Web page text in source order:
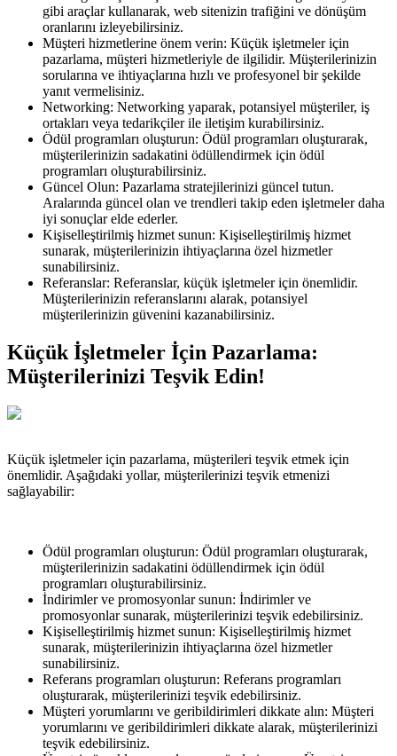
gibi araçlar kullanarak, web sitenizin trafiğini ve dönüşüm
oranlarını izleyebilirsiniz.
Müşteri hizmetlerine önem verin: Küçük işletmeler için
pazarlama, müşteri hizmetleriyle de ilgilidir. Müşterilerinizin
sorularına ve ihtiyaçlarına hızlı ve profesyonel bir şekilde
yanıt vermelisiniz.
Networking: Networking yaparak, potansiyel müşteriler, iş
ortakları veya tedarikçiler ile iletişim kurabilirsiniz.
Ödül programları oluşturun: Ödül programları oluşturarak,
müşterilerinizin sadakatini ödüllendirmek için ödül
programları oluşturabilirsiniz.
Güncel Olun: Pazarlama stratejilerinizi güncel tutun.
Aralarında güncel olan ve trendleri takip eden işletmeler daha
iyi sonuçlar elde ederler.
Kişiselleştirilmiş hizmet sunun: Kişiselleştirilmiş hizmet
sunarak, müşterilerinizin ihtiyaçlarına özel hizmetler
sunabilirsiniz.
Referanslar: Referanslar, küçük işletmeler için önemlidir.
Müşterilerinizin referanslarını alarak, potansiyel
müşterilerinizin güvenini kazanabilirsiniz.
Küçük İşletmeler İçin Pazarlama:
Müşterilerinizi Teşvik Edin!
Küçük işletmeler için pazarlama, müşterileri teşvik etmek için
önemlidir. Aşağıdaki yollar, müşterilerinizi teşvik etmenizi
sağlayabilir:
Ödül programları oluşturun: Ödül programları oluşturarak,
müşterilerinizin sadakatini ödüllendirmek için ödül
programları oluşturabilirsiniz.
İndirimler ve promosyonlar sunun: İndirimler ve
promosyonlar sunarak, müşterilerinizi teşvik edebilirsiniz.
Kişiselleştirilmiş hizmet sunun: Kişiselleştirilmiş hizmet
sunarak, müşterilerinizin ihtiyaçlarına özel hizmetler
sunabilirsiniz.
Referans programları oluşturun: Referans programları
oluşturarak, müşterilerinizi teşvik edebilirsiniz.
Müşteri yorumlarını ve geribildirimleri dikkate alın: Müşteri
yorumlarını ve geribildirimleri dikkate alarak, müşterilerinizi
teşvik edebilirsiniz.